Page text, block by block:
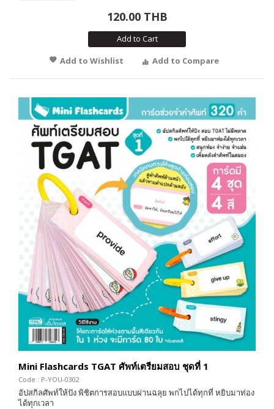
120.00 THB
Add to Cart
Add to Wishlist
Add to Compare
Mini Flashcards TGAT ศัพท์เตรียมสอบ ชุดที่ 1
Code : P-YOU-0302
อัปสกิลศัพท์ให้ปัง พิชิตการสอบแบบผ่านฉลุย พกไปได้ทุกที่ หยิบมาท่อง
ได้ทุกเวลา